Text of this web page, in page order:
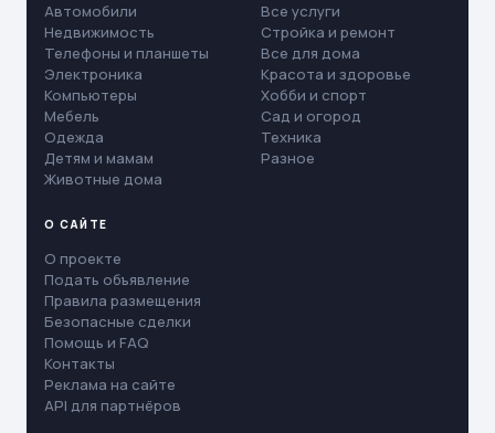
Автомобили
Недвижимость
Телефоны и планшеты
Электроника
Компьютеры
Мебель
Одежда
Детям и мамам
Животные дома
Все услуги
Стройка и ремонт
Все для дома
Красота и здоровье
Хобби и спорт
Сад и огород
Техника
Разное
О САЙТЕ
О проекте
Подать объявление
Правила размещения
Безопасные сделки
Помощь и FAQ
Контакты
Реклама на сайте
API для партнёров